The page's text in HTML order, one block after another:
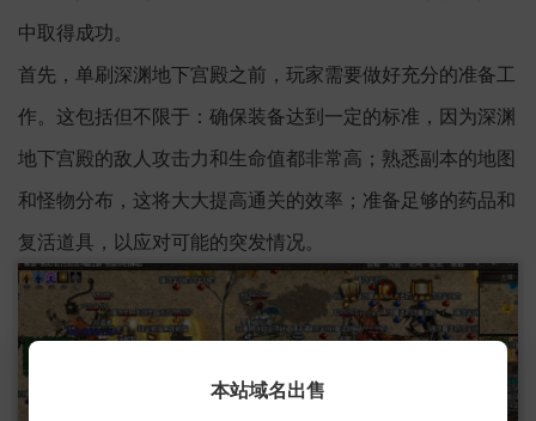
中取得成功。
首先，单刷深渊地下宫殿之前，玩家需要做好充分的准备工
作。这包括但不限于：确保装备达到一定的标准，因为深渊
地下宫殿的敌人攻击力和生命值都非常高；熟悉副本的地图
和怪物分布，这将大大提高通关的效率；准备足够的药品和
复活道具，以应对可能的突发情况。
本站域名出售